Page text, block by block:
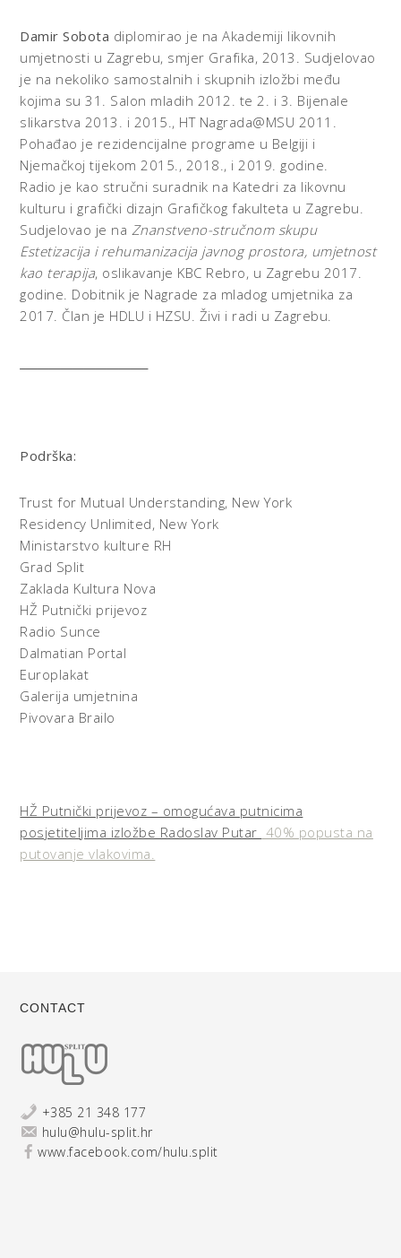
Damir Sobota diplomirao je na Akademiji likovnih
umjetnosti u Zagrebu, smjer Grafika, 2013. Sudjelovao
je na nekoliko samostalnih i skupnih izložbi među
kojima su 31. Salon mladih 2012. te 2. i 3. Bijenale
slikarstva 2013. i 2015., HT Nagrada@MSU 2011.
Pohađao je rezidencijalne programe u Belgiji i
Njemačkoj tijekom 2015., 2018., i 2019. godine.
Radio je kao stručni suradnik na Katedri za likovnu
kulturu i grafički dizajn Grafičkog fakulteta u Zagrebu.
Sudjelovao je na Znanstveno-stručnom skupu
Estetizacija i rehumanizacija javnog prostora, umjetnost
kao terapija, oslikavanje KBC Rebro, u Zagrebu 2017.
godine. Dobitnik je Nagrade za mladog umjetnika za
2017. Član je HDLU i HZSU. Živi i radi u Zagrebu.
Podrška:
Trust for Mutual Understanding, New York
Residency Unlimited, New York
Ministarstvo kulture RH
Grad Split
Zaklada Kultura Nova
HŽ Putnički prijevoz
Radio Sunce
Dalmatian Portal
Europlakat
Galerija umjetnina
Pivovara Brailo
HŽ Putnički prijevoz – omogućava putnicima
posjetiteljima izložbe Radoslav Putar 40% popusta na
putovanje vlakovima.
CONTACT
+385 21 348 177
hulu@hulu-split.hr
www.facebook.com/hulu.split